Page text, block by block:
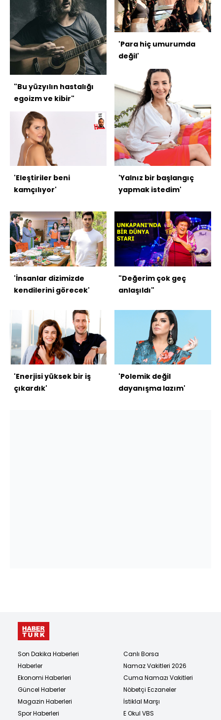
"Bu yüzyılın hastalığı
egoizm ve kibir"
'Eleştiriler beni
kamçılıyor'
'Para hiç umurumda
değil'
'Yalnız bir başlangıç
yapmak istedim'
'İnsanlar dizimizde
kendilerini görecek'
"Değerim çok geç
anlaşıldı"
'Enerjisi yüksek bir iş
çıkardık'
'Polemik değil
dayanışma lazım'
Son Dakika Haberleri
Haberler
Ekonomi Haberleri
Güncel Haberler
Magazin Haberleri
Spor Haberleri
Canlı Borsa
Namaz Vakitleri 2026
Cuma Namazı Vakitleri
Nöbetçi Eczaneler
İstiklal Marşı
E Okul VBS